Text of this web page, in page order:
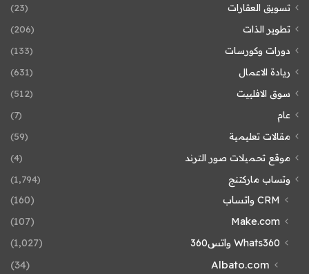
تسويق العقارات
(23)
تطوير الذات
(206)
دورات وكورسات
(133)
ريادة الاعمال
(631)
سوق الافلييت
(512)
عام
(7)
مقالات تعليمية
(59)
موقع تحميلات صور الترند
(4)
وتساب ماركتنج
(1٬794)
CRM واتساب
(160)
Make.com
(107)
Whats360 واتس360
(1٬027)
Albato.com
(34)